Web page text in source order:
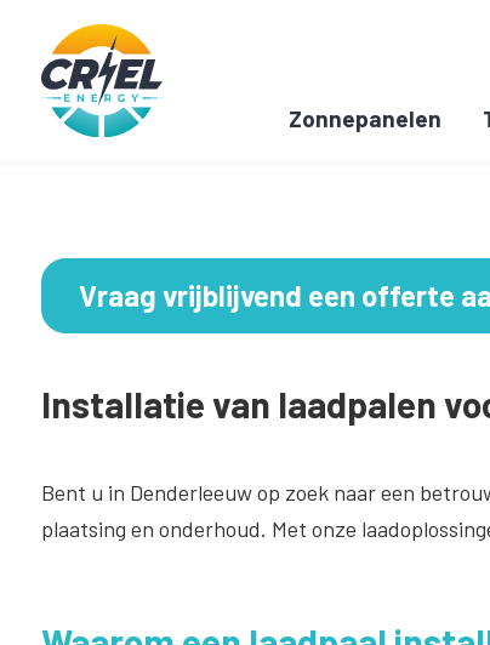
Zonnepanelen
Vraag vrijblijvend een offerte
Installatie van laadpalen
Bent u in Denderleeuw op zoek naar een
plaatsing en onderhoud. Met onze